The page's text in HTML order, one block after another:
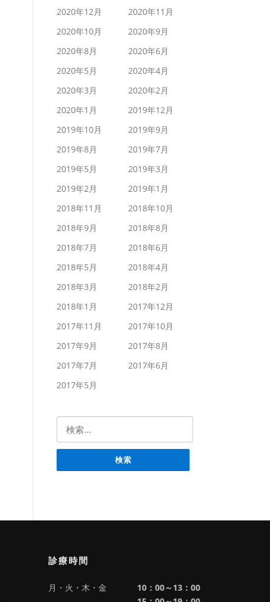
2020年12月
2020年11月
2020年10月
2020年9月
2020年8月
2020年6月
2020年5月
2020年4月
2020年3月
2020年2月
2020年1月
2019年12月
2019年10月
2019年9月
2019年8月
2019年7月
2019年5月
2019年3月
2019年2月
2019年1月
2018年11月
2018年10月
2018年9月
2018年8月
2018年7月
2018年6月
2018年5月
2018年4月
2018年3月
2018年2月
2018年1月
2017年12月
2017年11月
2017年10月
2017年9月
2017年8月
2017年7月
2017年6月
2017年5月
検索:
診療時間
月・火・木・金
10：00～13：00